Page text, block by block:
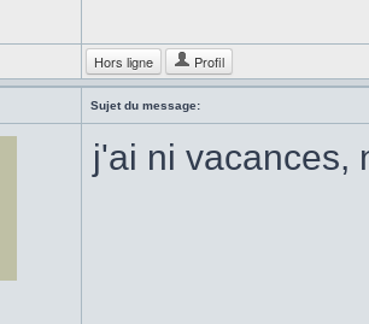
Hors ligne Profil
Sujet du message:
j'ai ni vacances,